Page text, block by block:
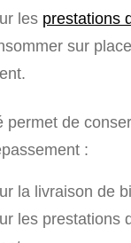
les prestations
sur
permet de
:
la livraison de
les prestations